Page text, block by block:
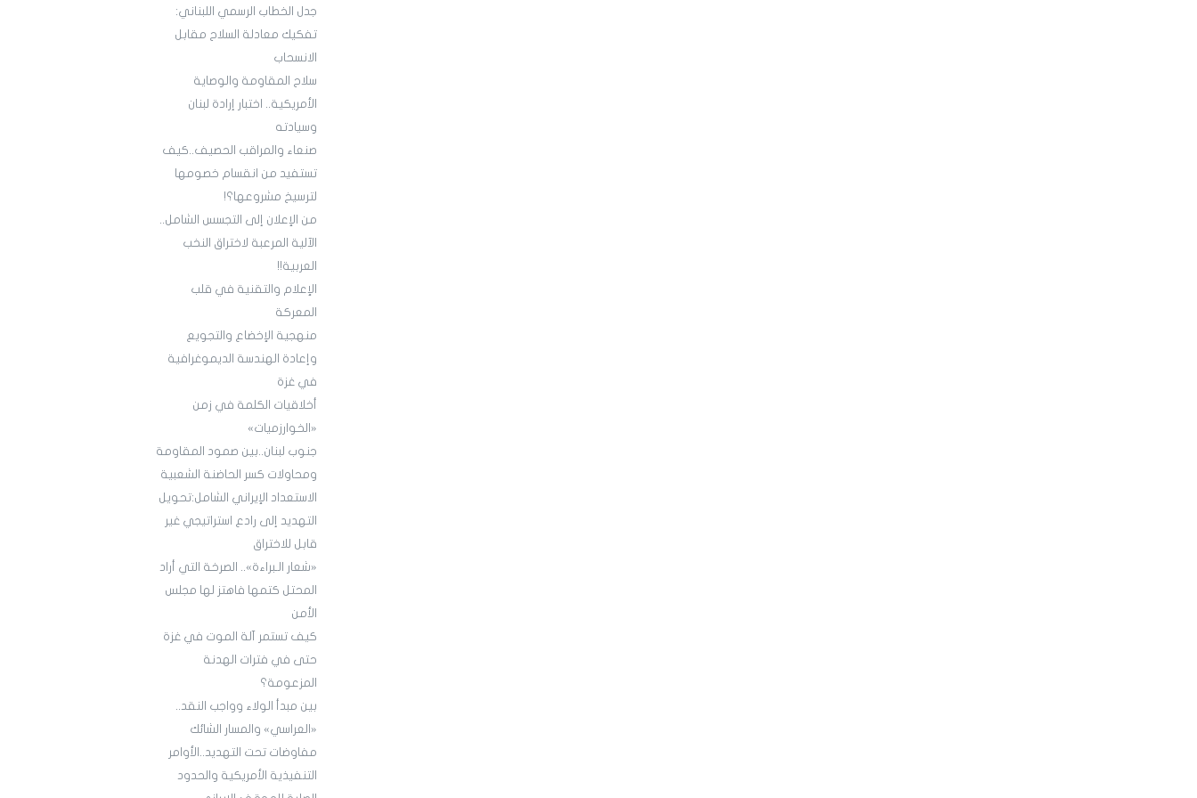
جدل الخطاب الرسمي اللبناني:
تفكيك معادلة السلاح مقابل
الانسحاب
سلاح المقاومة والوصاية
الأمريكية.. اختبار إرادة لبنان
وسيادته
صنعاء والمراقب الحصيف..كيف
تستفيد من انقسام خصومها
لترسيخ مشروعها؟!
من الإعلان إلى التجسس الشامل..
الآلية المرعبة لاختراق النخب
العربية!!
الإعلام والتقنية في قلب
المعركة
منهجية الإخضاع والتجويع
وإعادة الهندسة الديموغرافية
في غزة
أخلاقيات الكلمة في زمن
«الخوارزميات»
جنوب لبنان..بين صمود المقاومة
ومحاولات كسر الحاضنة الشعبية
الاستعداد الإيراني الشامل:تحويل
التهديد إلى رادع استراتيجي غير
قابل للاختراق
«شعار الـبراءة».. الصرخة التي أراد
المحتل كتمها فاهتز لها مجلس
الأمن
كيف تستمر آلة الموت في غزة
حتى في فترات الهدنة
المزعومة؟
بين مبدأ الولاء وواجب النقد..
«العراسي» والمسار الشائك
مفاوضات تحت التهديد..الأوامر
التنفيذية الأمريكية والحدود